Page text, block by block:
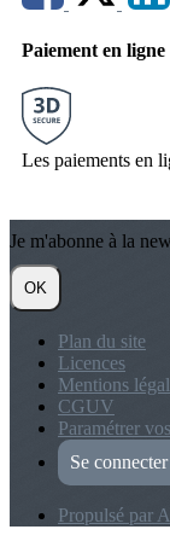
Paiement en ligne
Les paiements en
Je m'abonne à la
OK
Plan du site
Licences
Mentions
CGUV
Paramétrer
Se connecter
Propulsé par